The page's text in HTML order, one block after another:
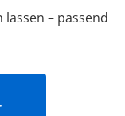
lassen – passend